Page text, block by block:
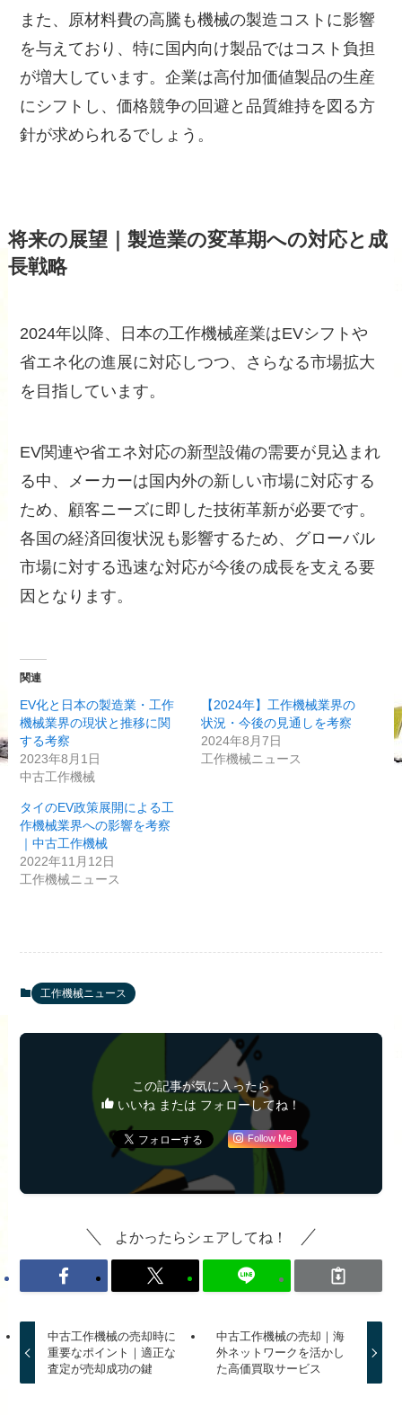
また、原材料費の高騰も機械の製造コストに影響
を与えており、特に国内向け製品ではコスト負担
が増大しています。企業は高付加価値製品の生産
にシフトし、価格競争の回避と品質維持を図る方
針が求められるでしょう。
将来の展望｜製造業の変革期への対応と成
長戦略
2024年以降、日本の工作機械産業はEVシフトや
省エネ化の進展に対応しつつ、さらなる市場拡大
を目指しています。
EV関連や省エネ対応の新型設備の需要が見込まれ
る中、メーカーは国内外の新しい市場に対応する
ため、顧客ニーズに即した技術革新が必要です。
各国の経済回復状況も影響するため、グローバル
市場に対する迅速な対応が今後の成長を支える要
因となります。
関連
EV化と日本の製造業・工作
機械業界の現状と推移に関
する考察
2023年8月1日
中古工作機械
【2024年】工作機械業界の
状況・今後の見通しを考察
2024年8月7日
工作機械ニュース
タイのEV政策展開による工
作機械業界への影響を考察
｜中古工作機械
2022年11月12日
工作機械ニュース
工作機械ニュース
この記事が気に入ったら
いいね または フォローしてね！
Follow Me
よかったらシェアしてね！
中古工作機械の売却時に
重要なポイント｜適正な
査定が売却成功の鍵
中古工作機械の売却｜海
外ネットワークを活かし
た高価買取サービス